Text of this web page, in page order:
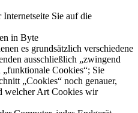
Sie auf die
in Byte
es grundsätzlich verschiedene
ausschließlich „zwingend
Cookies“; Sie
„Cookies“ noch genauer,
welcher Art Cookies wir